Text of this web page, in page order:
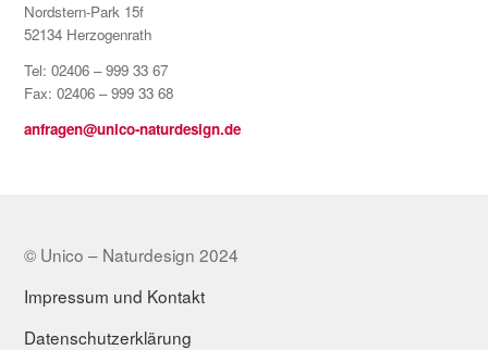
Nordstern-Park 15f
52134 Herzogenrath
Tel: 02406 – 999 33 67
Fax: 02406 – 999 33 68
anfragen@unico-naturdesign.de
© Unico – Naturdesign 2024
Impressum und Kontakt
Datenschutzerklärung